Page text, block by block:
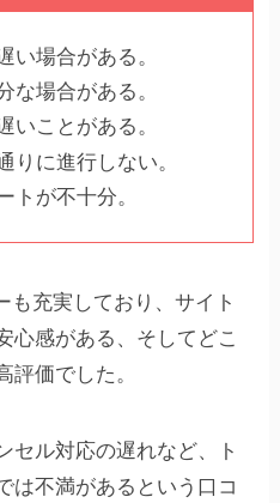
い場合がある。
な場合がある。
いことがある。
りに進行しない。
トが不十分。
も充実しており、サイト
心感がある、そしてどこ
評価でした。
セル対応の遅れなど、ト
は不満があるという口コ